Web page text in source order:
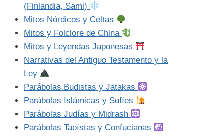
(Finlandia, Sami)
Mitos Nórdicos y Celtas
Mitos y Folclore de China
Mitos y Leyendas Japonesas
Narrativas del Antiguo Testamento y la
Ley
Parábolas Budistas y Jatakas
Parábolas Islámicas y Sufíes
Parábolas Judías y Midrash
Parábolas Taoístas y Confucianas